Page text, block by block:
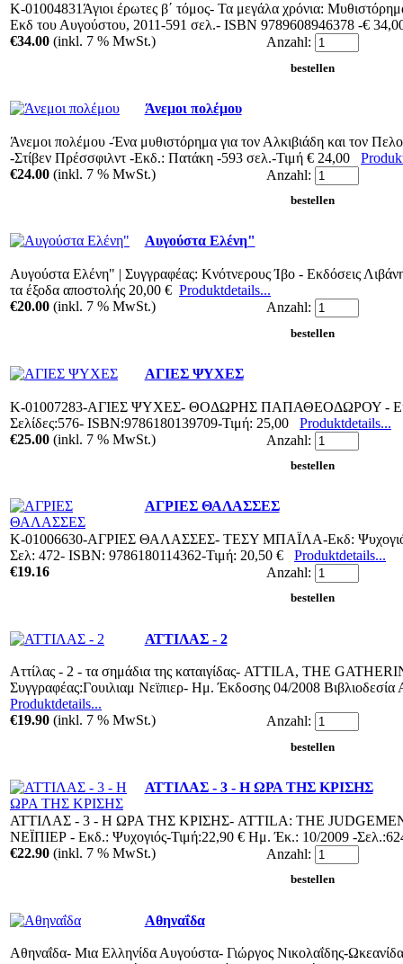
Κ-01004831Άγιοι έρωτες β΄ τόμος- Τα μεγάλα χρόνια:
Εκδ του Αυγούστου, 2011-591 σελ.- ISBN 9789608946378 -€
€34.00 (inkl. 7 % MwSt.) Anzahl:
Άνεμοι πολέμου
Άνεμοι πολέμου -Ένα μυθιστόρημα για τον Αλκιβιάδη και τον
-Στίβεν Πρέσσφιλντ -Εκδ.: Πατάκη -593 σελ.-Τιμή € 24,00
€24.00 (inkl. 7 % MwSt.) Anzahl:
Αυγούστα Ελένη"
Αυγούστα Ελένη" | Συγγραφέας: Κνότνερους Ίβο - Εκδόσεις
τα έξοδα αποστολής 20,00 € Produktdetails...
€20.00 (inkl. 7 % MwSt.) Anzahl:
ΑΓΙΕΣ ΨΥΧΕΣ
Κ-01007283-ΑΓΙΕΣ ΨΥΧΕΣ- ΘΟΔΩΡΗΣ ΠΑΠΑΘΕΟΔΩΡΟΥ -
Σελίδες:576- ISBN:9786180139709-Τιμή: 25,00 Produktdetails...
€25.00 (inkl. 7 % MwSt.) Anzahl:
ΑΓΡΙΕΣ ΘΑΛΑΣΣΕΣ
Κ-01006630-ΑΓΡΙΕΣ ΘΑΛΑΣΣΕΣ- ΤΕΣΥ ΜΠΑΪΛΑ-Εκδ:
Σελ: 472- ISBN: 9786180114362-Τιμή: 20,50 € Produktdetails...
€19.16
Anzahl:
ΑΤΤΙΛΑΣ - 2
Αττίλας - 2 - τα σημάδια της καταιγίδας- ATTILA, THE
Συγγραφέας:Γουιλιαμ Νεϊπιερ- Ημ. Έκδοσης 04/2008
Produktdetails...
€19.90 (inkl. 7 % MwSt.) Anzahl:
ΑΤΤΙΛΑΣ - 3 - Η ΩΡΑ ΤΗΣ ΚΡΙΣΗΣ
ΑΤΤΙΛΑΣ - 3 - Η ΩΡΑ ΤΗΣ ΚΡΙΣΗΣ- ATTILA: THE
ΝΕΪΠΙΕΡ - Εκδ.: Ψυχογιός-Τιμή:22,90 € Ημ. Έκ.: 10/2009 -
€22.90 (inkl. 7 % MwSt.) Anzahl:
Αθηναΐδα
Αθηναΐδα- Μια Ελληνίδα Αυγούστα- Γιώργος Νικολαΐδης-